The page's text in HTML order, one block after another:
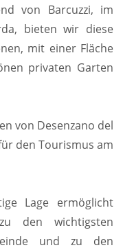
von Barcuzzi, im
bieten wir diese
mit einer Fläche
privaten Garten
von Desenzano del
den Tourismus am
Lage ermöglicht
den wichtigsten
und zu den